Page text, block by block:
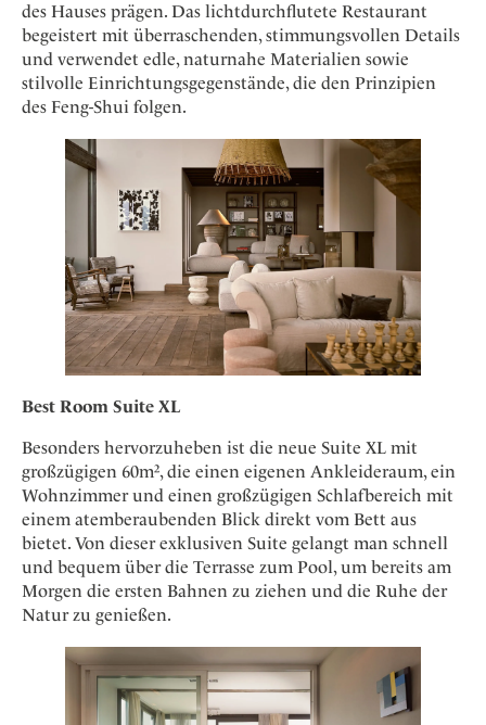
des Hauses prägen. Das lichtdurchflutete Restaurant
begeistert mit überraschenden, stimmungsvollen Details
und verwendet edle, naturnahe Materialien sowie
stilvolle Einrichtungsgegenstände, die den Prinzipien
des Feng-Shui folgen.
Best Room Suite XL
Besonders hervorzuheben ist die neue Suite XL mit
großzügigen 60m², die einen eigenen Ankleideraum, ein
Wohnzimmer und einen großzügigen Schlafbereich mit
einem atemberaubenden Blick direkt vom Bett aus
bietet. Von dieser exklusiven Suite gelangt man schnell
und bequem über die Terrasse zum Pool, um bereits am
Morgen die ersten Bahnen zu ziehen und die Ruhe der
Natur zu genießen.